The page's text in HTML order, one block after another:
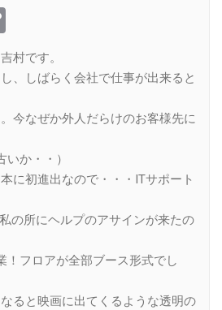
Link
村です。
、しばらく会社で仕事が出来ると
今なぜか外人だらけのお客様先に
か・・）
に初進出なので・・・ITサポート
の所にヘルプのアサインが来たの
！フロアが全部ブース形式でし
ると映画に出てくるような透明の